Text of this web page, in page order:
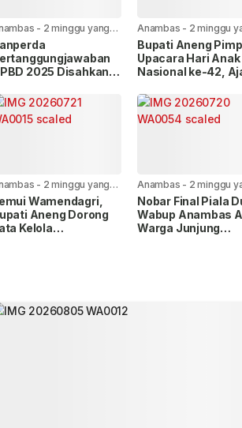
- 2 minggu yang
2025 Disahkan
Anambas
Anambas - 2 minggu
lalu
Bupati Aneng
Upacara Hari Anak
Nasional ke-42,
Ramah Anak
- 2 minggu yang
Wamendagri,
Aneng Dorong
Kelola
Anambas - 2 minggu
lalu
Nobar Final Piala
Wabup Anambas
Warga Junjung